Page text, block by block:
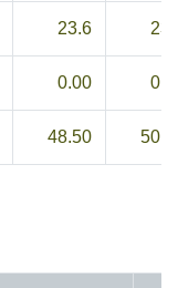
23.6
0.00
48.50